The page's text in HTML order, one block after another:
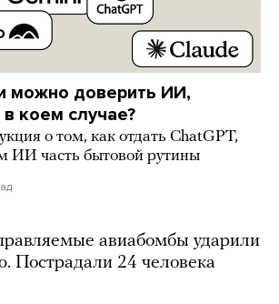
можно доверить ИИ,
коем случае?
о том, как отдать ChatGPT,
ИИ часть бытовой рутины
авиабомбы ударили
Пострадали 24 человека